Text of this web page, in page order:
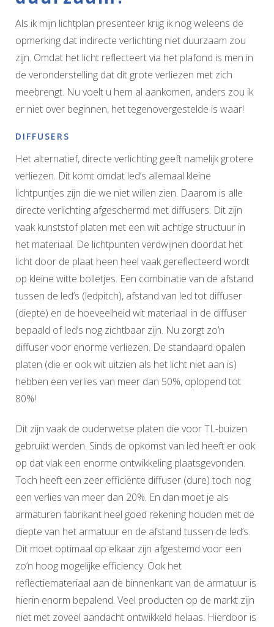
Als ik mijn lichtplan presenteer krijg ik nog weleens de
opmerking dat indirecte verlichting niet duurzaam zou
zijn. Omdat het licht reflecteert via het plafond is men in
de veronderstelling dat dit grote verliezen met zich
meebrengt. Nu voelt u hem al aankomen, anders zou ik
er niet over beginnen, het tegenovergestelde is waar!
DIFFUSERS
Het alternatief, directe verlichting geeft namelijk grotere
verliezen. Dit komt omdat led’s allemaal kleine
lichtpuntjes zijn die we niet willen zien. Daarom is alle
directe verlichting afgeschermd met diffusers. Dit zijn
vaak kunststof platen met een wit achtige structuur in
het materiaal. De lichtpunten verdwijnen doordat het
licht door de plaat heen heel vaak gereflecteerd wordt
op kleine witte bolletjes. Een combinatie van de afstand
tussen de led’s (ledpitch), afstand van led tot diffuser
(diepte) en de hoeveelheid wit materiaal in de diffuser
bepaald of led’s nog zichtbaar zijn. Nu zorgt zo’n
diffuser voor enorme verliezen. De standaard opalen
platen (die er ook wit uitzien als het licht niet aan is)
hebben een verlies van meer dan 50%, oplopend tot
80%!
Dit zijn vaak de ouderwetse platen die voor TL-buizen
gebruikt werden. Sinds de opkomst van led heeft er ook
op dat vlak een enorme ontwikkeling plaatsgevonden.
Toch heeft een zeer efficiënte diffuser (dure) toch nog
een verlies van meer dan 20%. En dan moet je als
armaturen fabrikant heel goed rekening houden met de
diepte van het armatuur en de afstand tussen de led’s.
Dit moet optimaal op elkaar zijn afgestemd voor een
zo’n hoog mogelijke efficiency. Ook het
reflectiemateriaal aan de binnenkant van de armatuur is
hierin enorm bepalend. Veel producten op de markt zijn
niet met zoveel aandacht ontwikkeld helaas. Hierdoor is